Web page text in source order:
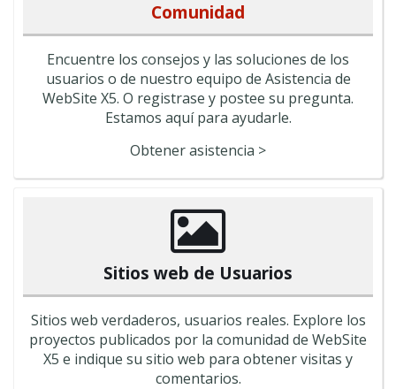
Comunidad
Encuentre los consejos y las soluciones de los
usuarios o de nuestro equipo de Asistencia de
WebSite X5. O registrase y postee su pregunta.
Estamos aquí para ayudarle.
Obtener asistencia >
Sitios web de Usuarios
Sitios web verdaderos, usuarios reales. Explore los
proyectos publicados por la comunidad de WebSite
X5 e indique su sitio web para obtener visitas y
comentarios.